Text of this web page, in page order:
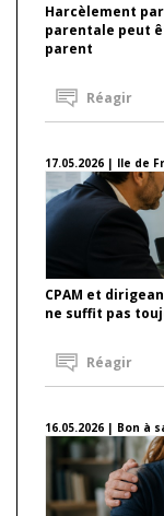
Harcèlement
parentale peut
parent
Réagir
17.05.2026 | Ile de
CPAM et
ne suffit pas
Réagir
16.05.2026 | Bon à